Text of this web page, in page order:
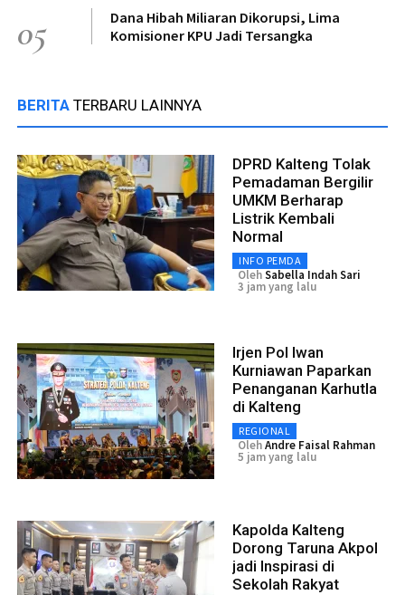
05
Dana Hibah Miliaran Dikorupsi, Lima
Komisioner KPU Jadi Tersangka
BERITA TERBARU LAINNYA
DPRD Kalteng Tolak
Pemadaman Bergilir
UMKM Berharap
Listrik Kembali
Normal
INFO PEMDA
OlehSabella Indah Sari
3 jam yang lalu
Irjen Pol Iwan
Kurniawan Paparkan
Penanganan Karhutla
di Kalteng
REGIONAL
OlehAndre Faisal Rahman
5 jam yang lalu
Kapolda Kalteng
Dorong Taruna Akpol
jadi Inspirasi di
Sekolah Rakyat